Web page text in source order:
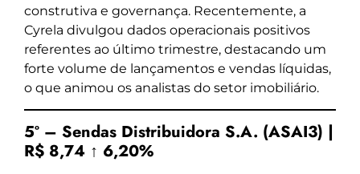
construtiva e governança. Recentemente, a
Cyrela divulgou dados operacionais positivos
referentes ao último trimestre, destacando um
forte volume de lançamentos e vendas líquidas,
o que animou os analistas do setor imobiliário.
5º – Sendas Distribuidora S.A. (ASAI3) |
R$ 8,74 ↑ 6,20%